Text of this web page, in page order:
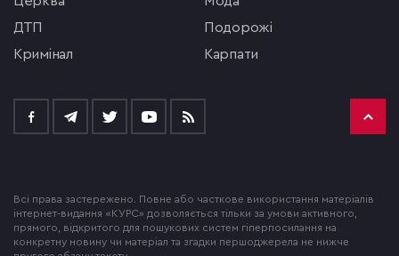
ДТП
кримінал
подорожі
Карпати
Всі права застережено. Повне або часткове використання матеріалів
інтернет-видання «КУРС» дозволяється тільки за умови активного,
прямого, відкритого для пошукових систем гіперпосилання на
конкретну новину чи матеріал та згадки першоджерела не нижче